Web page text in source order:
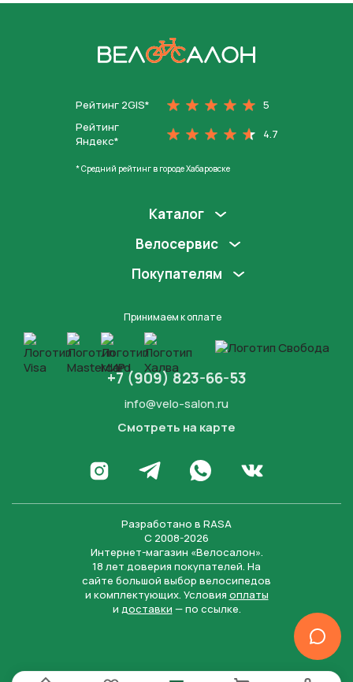
Рейтинг 2GIS*
5
Рейтинг
Яндекс*
4.7
* Средний рейтинг в городе Хабаровске
Каталог
Велосервис
Покупателям
Принимаем к оплате
+7 (909) 823-66-53
info@velo-salon.ru
Смотреть на карте
Перейти в Инстаграм
Написать в Телеграм
Написать в WhatsApp
Перейти во
Разработано в RASA
С 2008-2026
Интернет-магазин «Велосалон».
18 лет доверия покупателей. На
сайте большой выбор велосипедов
и комплектующих. Условия оплаты
и доставки — по ссылке.
Нажимая на кнопку “Отправить заявку”, вы даете